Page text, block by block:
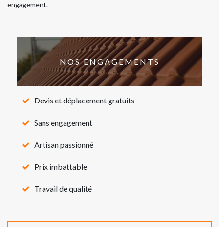
engagement.
NOS ENGAGEMENTS
Devis et déplacement gratuits
Sans engagement
Artisan passionné
Prix imbattable
Travail de qualité